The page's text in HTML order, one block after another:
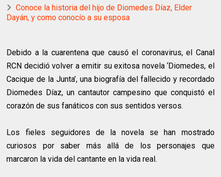
Conoce la historia del hijo de Diomedes Díaz, Elder
Dayán, y como conocío a su esposa
Debido a la cuarentena que causó el coronavirus, el Canal
RCN decidió volver a emitir su exitosa novela ‘Diomedes, el
Cacique de la Junta’, una biografía del fallecido y recordado
Diomedes Díaz, un cantautor campesino que conquistó el
corazón de sus fanáticos con sus sentidos versos.
Los fieles seguidores de la novela se han mostrado
curiosos por saber más allá de los personajes que
marcaron la vida del cantante en la vida real.